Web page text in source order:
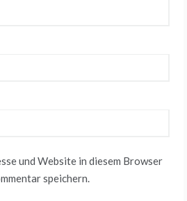
und Website in diesem Browser
speichern.